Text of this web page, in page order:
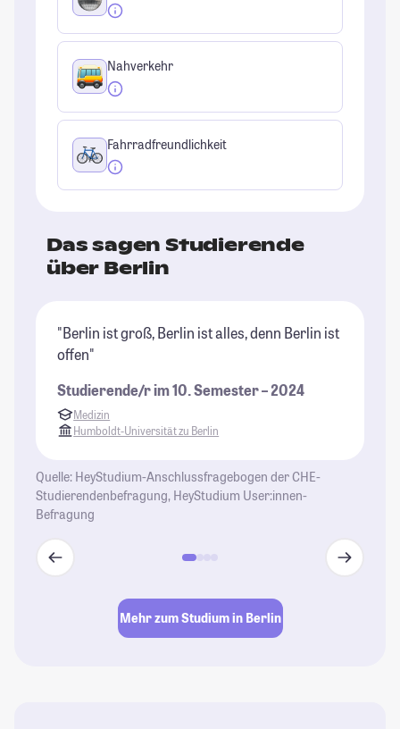
Nahverkehr
Fahrradfreundlichkeit
Das sagen Studierende
über Berlin
"Berlin ist groß, Berlin ist alles, denn Berlin ist
offen"
Studierende/r im 10. Semester – 2024
Medizin
Humboldt-Universität zu Berlin
Quelle: HeyStudium-Anschlussfragebogen der CHE-
Studierendenbefragung, HeyStudium User:innen-
Befragung
Mehr zum Studium in Berlin